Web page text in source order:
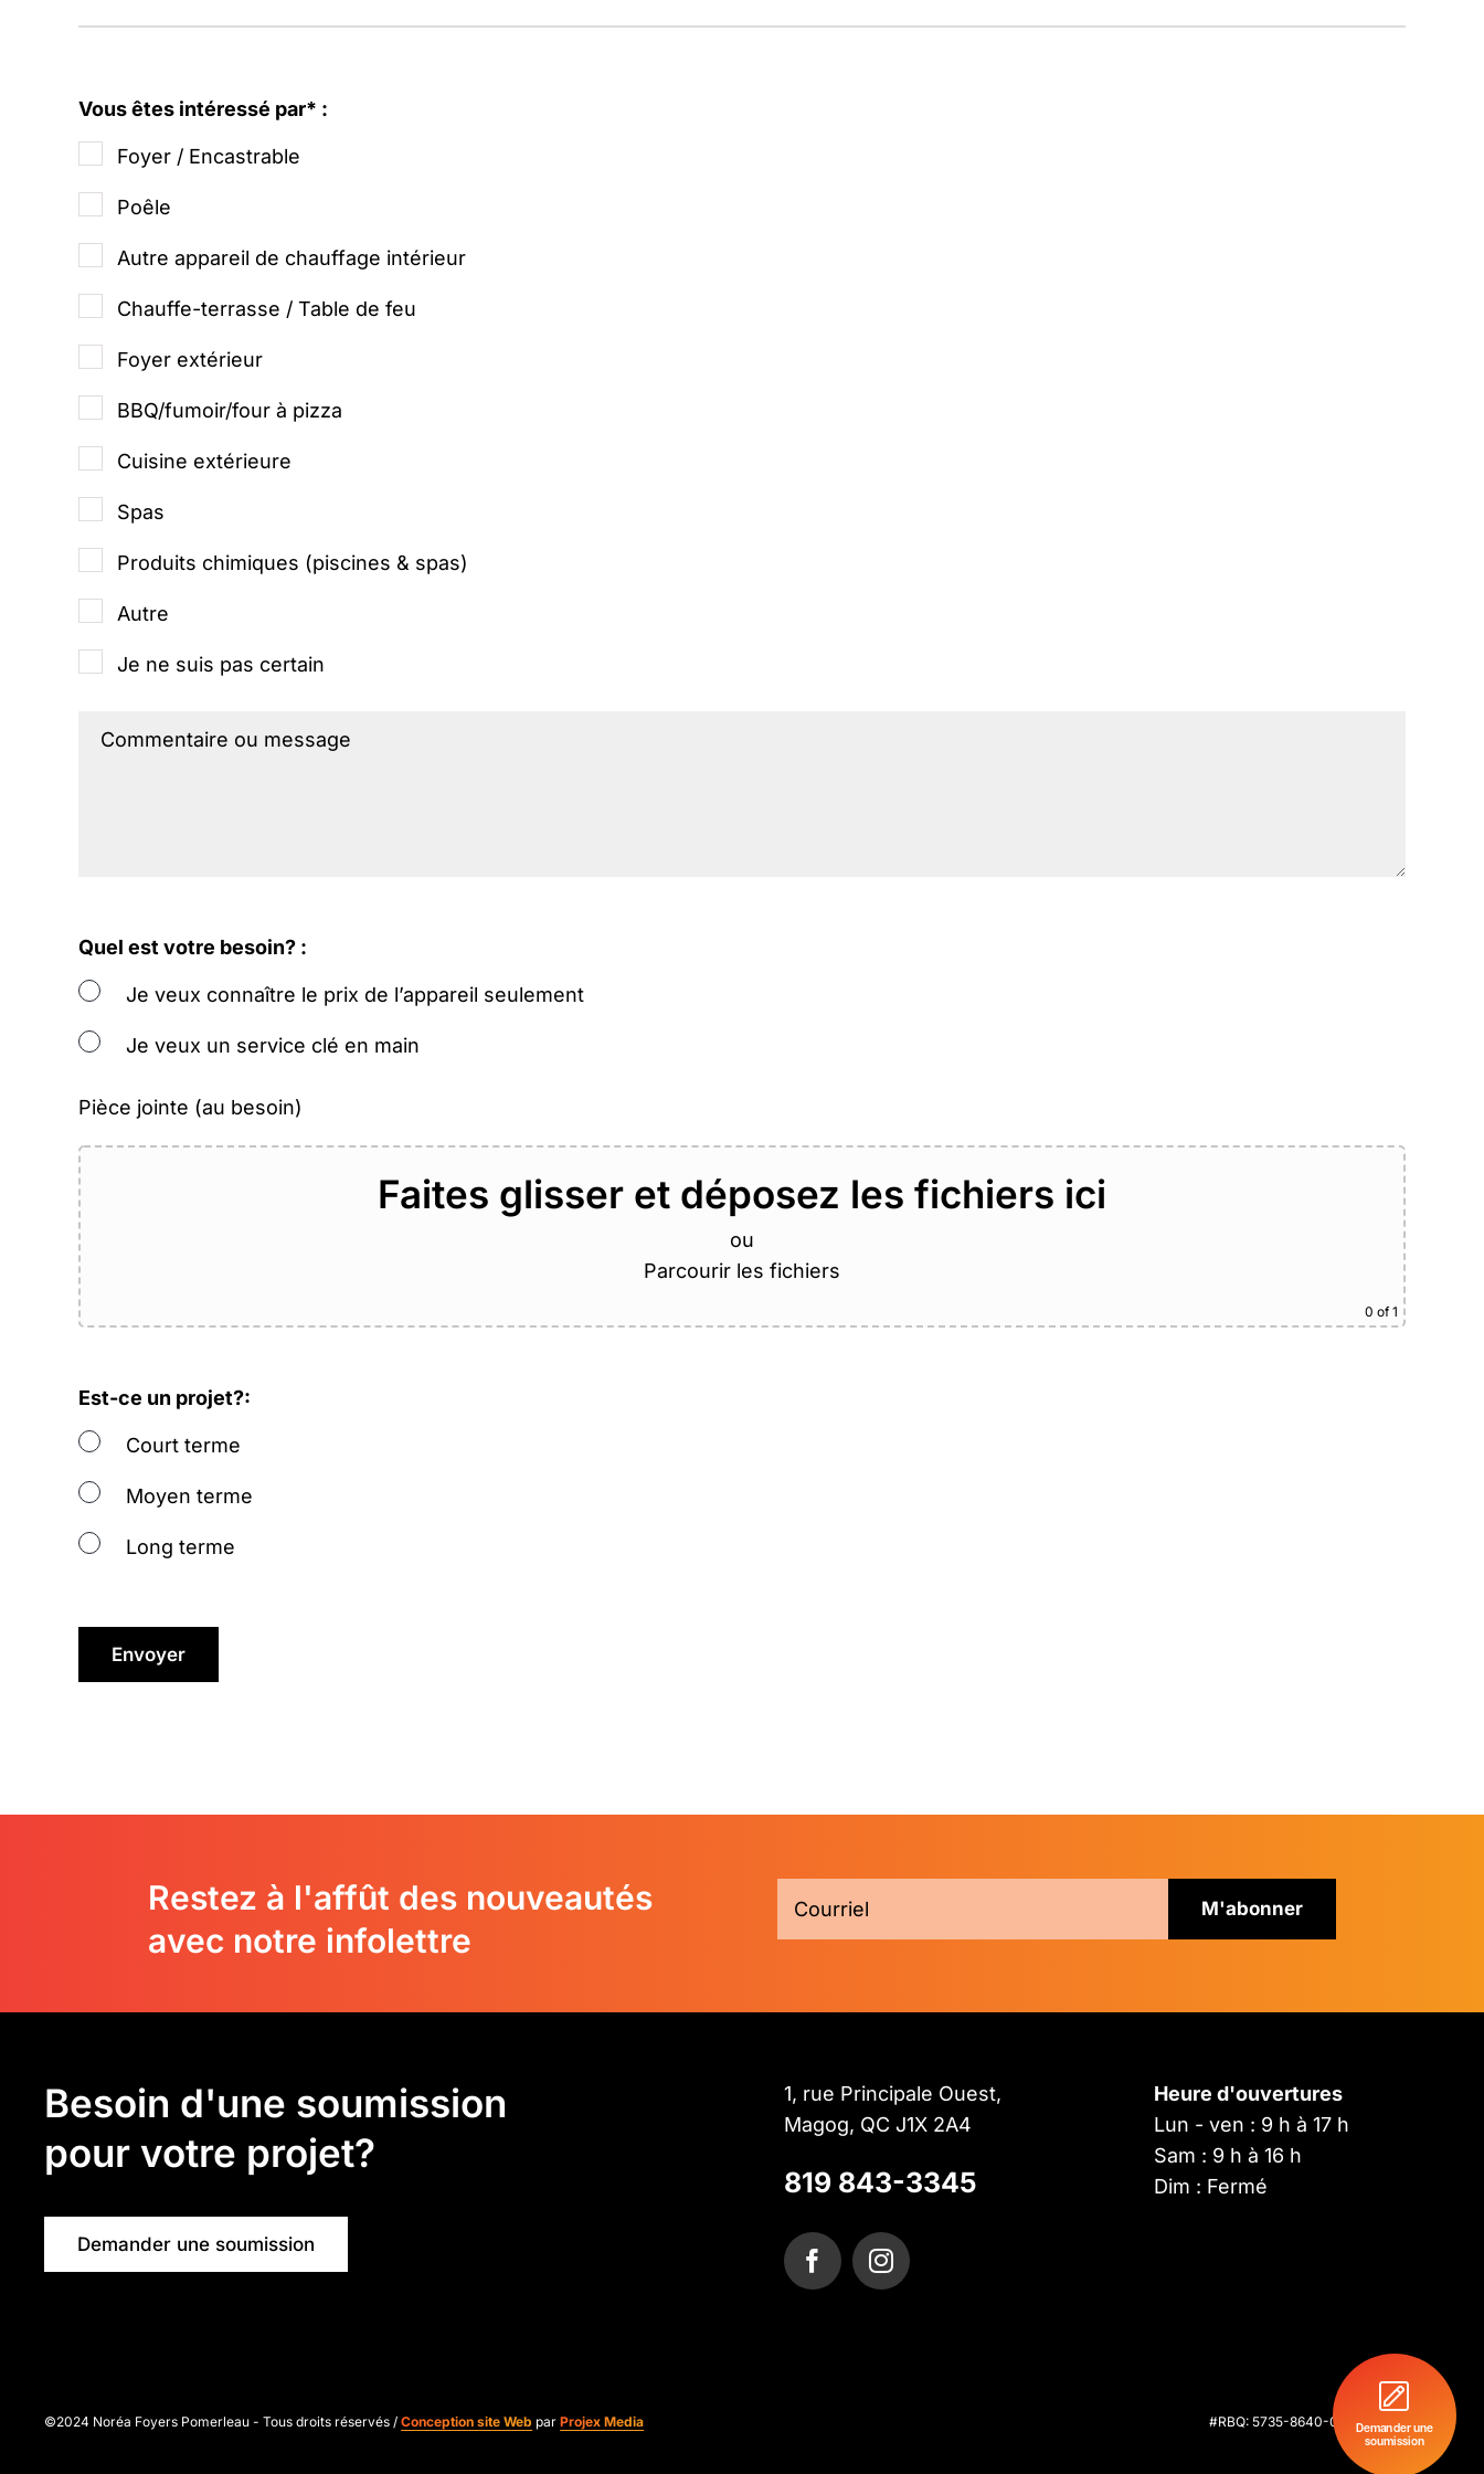
Vous êtes intéressé par* :
Foyer / Encastrable
Poêle
Autre appareil de chauffage intérieur
Chauffe-terrasse / Table de feu
Foyer extérieur
BBQ/fumoir/four à pizza
Cuisine extérieure
Spas
Produits chimiques (piscines & spas)
Autre
Je ne suis pas certain
Quel est votre besoin? :
Je veux connaître le prix de l’appareil seulement
Je veux un service clé en main
Pièce jointe (au besoin)
Faites glisser et déposez les fichiers ici
ou
Parcourir les fichiers
0 of 1
Est-ce un projet?:
Court terme
Moyen terme
Long terme
Restez à l'affût des nouveautés
avec notre infolettre
Besoin d'une soumission
pour votre projet?
Demander une soumission
1, rue Principale Ouest,
Magog, QC J1X 2A4
819 843-3345
Heure d'ouvertures
Lun - ven : 9 h à 17 h
Sam : 9 h à 16 h
Dim : Fermé
©2024 Noréa Foyers Pomerleau - Tous droits réservés /Conception site Web parProjex Media #RBQ: 5735-8640-01 -Politiques de
confidentialité